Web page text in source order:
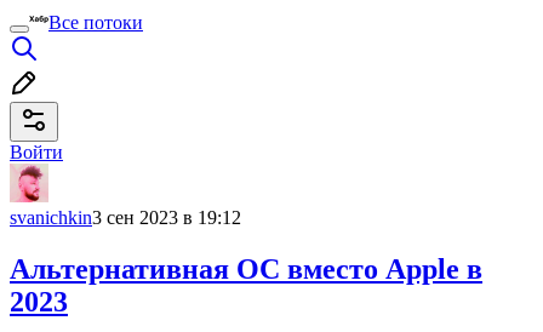
Все потоки
Войти
svanichkin3 сен 2023 в 19:12
Альтернативная ОС вместо Apple в
2023